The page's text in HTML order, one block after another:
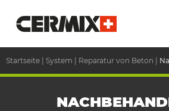
Startseite System Reparatur von Beton